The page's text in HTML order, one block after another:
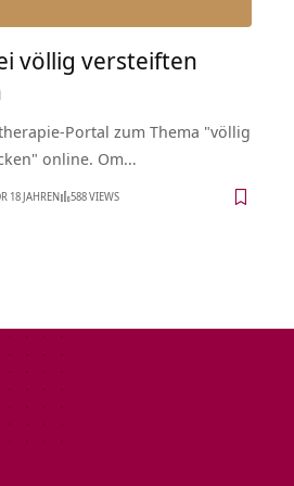
völlig versteiften
Portal zum Thema "völlig
online. Om…
18 JAHREN 588 VIEWS